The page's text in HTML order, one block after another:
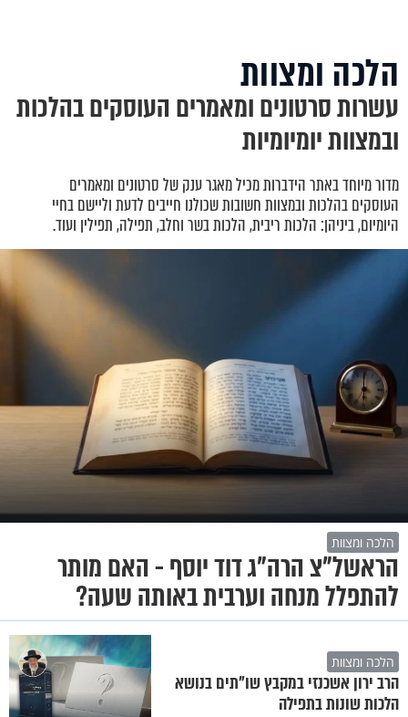
הלכה ומצוות
עשרות סרטונים ומאמרים העוסקים בהלכות
ובמצוות יומיומיות
מדור מיוחד באתר הידברות מכיל מאגר ענק של סרטונים ומאמרים
העוסקים בהלכות ובמצוות חשובות שכולנו חייבים לדעת וליישם בחיי
היומיום, ביניהן: הלכות ריבית, הלכות בשר וחלב, תפילה, תפילין ועוד.
הלכה ומצוות
הראשל"צ הרה"ג דוד יוסף - האם מותר
להתפלל מנחה וערבית באותה שעה?
הלכה ומצוות
הרב ירון אשכנזי במקבץ שו"תים בנושא
הלכות שונות בתפילה